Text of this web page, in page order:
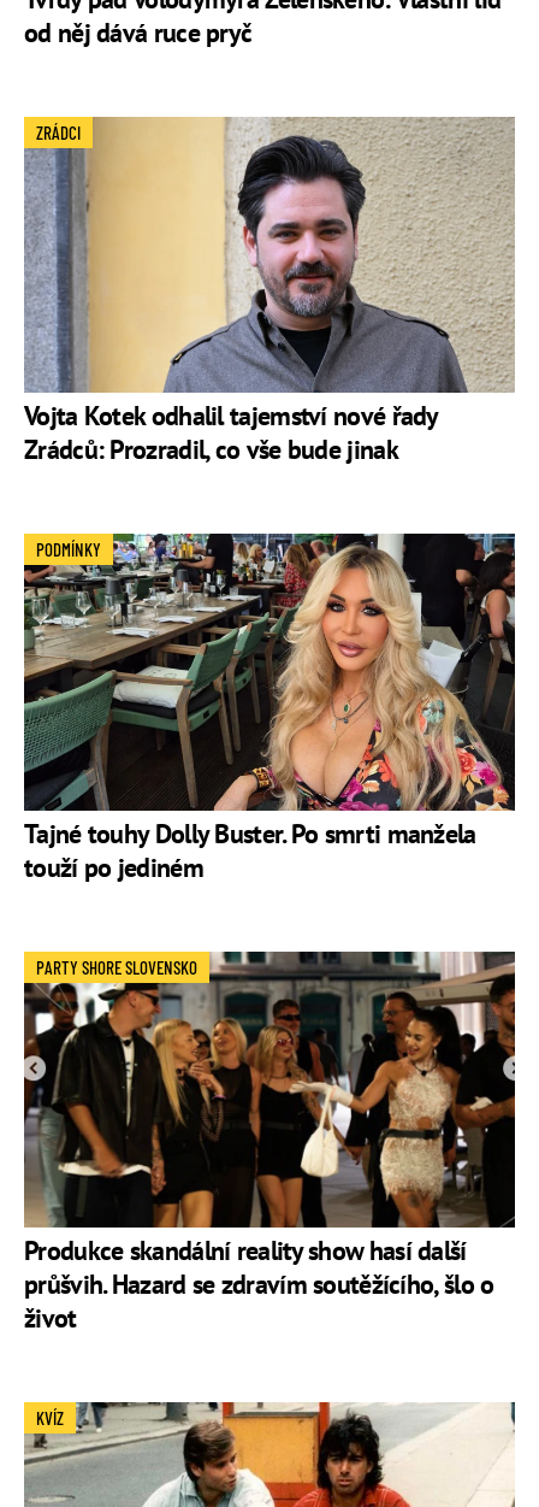
od něj dává ruce pryč
Vojta Kotek odhalil tajemství nové řady
Zrádců: Prozradil, co vše bude jinak
ZRÁDCI
Tajné touhy Dolly Buster. Po smrti manžela
touží po jediném
PODMÍNKY
Produkce skandální reality show hasí další
průšvih. Hazard se zdravím soutěžícího, šlo o
život
PARTY SHORE SLOVENSKO
KVÍZ